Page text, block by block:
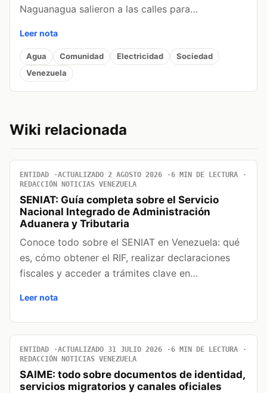
Naguanagua salieron a las calles para…
Leer nota
Agua Comunidad Electricidad
Sociedad
Venezuela
Wiki relacionada
ENTIDAD ACTUALIZADO 2 AGOSTO 2026
6 MIN DE LECTURA
REDACCIÓN NOTICIAS VENEZUELA
SENIAT: Guía completa sobre el Servicio
Nacional Integrado de Administración
Aduanera y Tributaria
Conoce todo sobre el SENIAT en Venezuela: qué
es, cómo obtener el RIF, realizar declaraciones
fiscales y acceder a trámites clave en…
Leer nota
ENTIDAD ACTUALIZADO 31 JULIO 2026
6 MIN DE LECTURA
REDACCIÓN NOTICIAS VENEZUELA
SAIME: todo sobre documentos de identidad,
servicios migratorios y canales oficiales